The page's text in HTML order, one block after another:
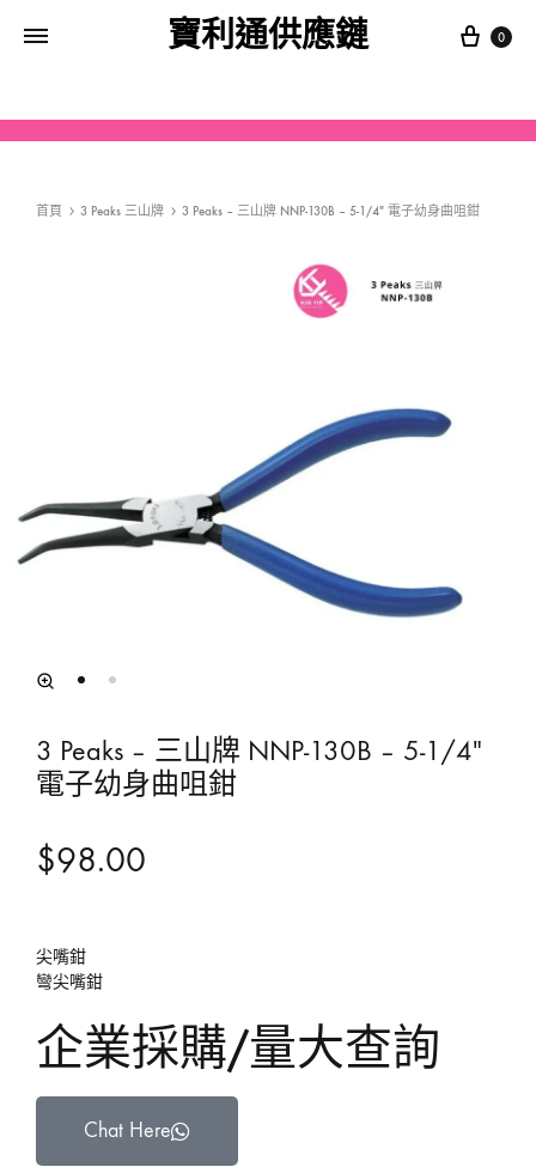
寶利通供應鏈 0
首頁 3 Peaks 三山牌 3 Peaks – 三山牌 NNP-130B – 5-1/4″ 電子幼身曲咀鉗
3 Peaks – 三山牌 NNP-130B – 5-1/4″
電子幼身曲咀鉗
$98.00
尖嘴鉗
彎尖嘴鉗
企業採購/量大查詢
Chat Here